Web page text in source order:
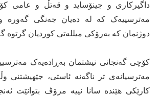
داگیرکاری و جینۆساید و قەتڵ و عامی
مەترسییەک کە لە دەیان جەنگی
دوژنمان کە بەرۆکی میللەتی کوردیان گرتوە
کۆچی گەنجانی نیشتمان بەڕادەیەک
مەترسیانەی تر ناگەنە ئاستی، جێهیشتنی
کارێکی هێندە سانا نییە مرۆڤ بتوانێت